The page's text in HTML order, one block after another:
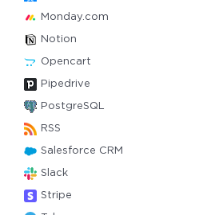
Monday.com
Notion
Opencart
Pipedrive
PostgreSQL
RSS
Salesforce CRM
Slack
Stripe